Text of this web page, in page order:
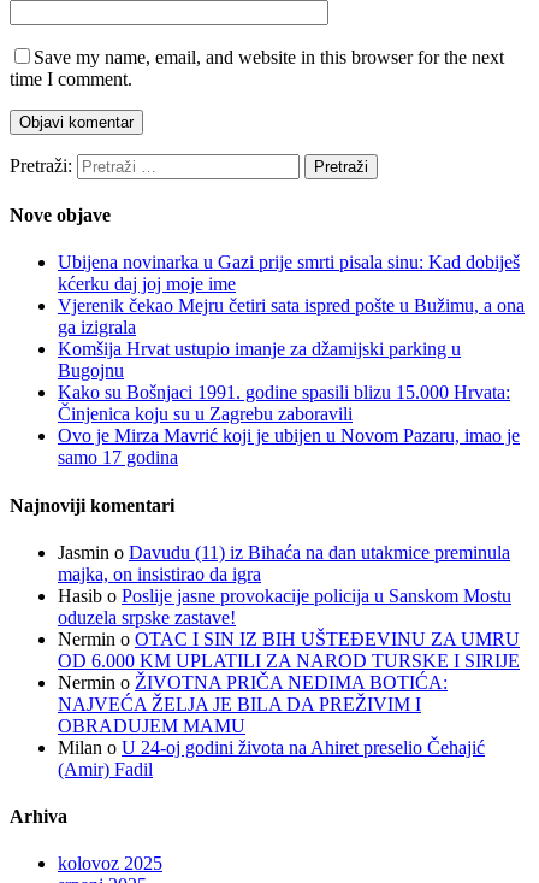
Save my name, email, and website in this browser for the next
time I comment.
Pretraži:
Nove objave
Ubijena novinarka u Gazi prije smrti pisala sinu: Kad dobiješ
kćerku daj joj moje ime
Vjerenik čekao Mejru četiri sata ispred pošte u Bužimu, a ona
ga izigrala
Komšija Hrvat ustupio imanje za džamijski parking u
Bugojnu
Kako su Bošnjaci 1991. godine spasili blizu 15.000 Hrvata:
Činjenica koju su u Zagrebu zaboravili
Ovo je Mirza Mavrić koji je ubijen u Novom Pazaru, imao je
samo 17 godina
Najnoviji komentari
Jasmin o Davudu (11) iz Bihaća na dan utakmice preminula
majka, on insistirao da igra
Hasib o Poslije jasne provokacije policija u Sanskom Mostu
oduzela srpske zastave!
Nermin o OTAC I SIN IZ BIH UŠTEĐEVINU ZA UMRU
OD 6.000 KM UPLATILI ZA NAROD TURSKE I SIRIJE
Nermin o ŽIVOTNA PRIČA NEDIMA BOTIĆA:
NAJVEĆA ŽELJA JE BILA DA PREŽIVIM I
OBRADUJEM MAMU
Milan o U 24-oj godini života na Ahiret preselio Čehajić
(Amir) Fadil
Arhiva
kolovoz 2025